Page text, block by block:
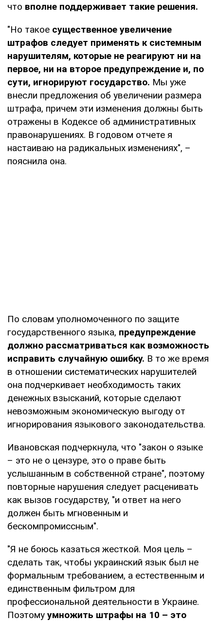
что вполне поддерживает такие решения.
"Но такое существенное увеличение
штрафов следует применять к системным
нарушителям, которые не реагируют ни на
первое, ни на второе предупреждение и, по
сути, игнорируют государство. Мы уже
внесли предложения об увеличении размера
штрафа, причем эти изменения должны быть
отражены в Кодексе об административных
правонарушениях. В годовом отчете я
настаиваю на радикальных изменениях", –
пояснила она.
По словам уполномоченного по защите
государственного языка, предупреждение
должно рассматриваться как возможность
исправить случайную ошибку. В то же время
в отношении систематических нарушителей
она подчеркивает необходимость таких
денежных взысканий, которые сделают
невозможным экономическую выгоду от
игнорирования языкового законодательства.
Ивановская подчеркнула, что "закон о языке
– это не о цензуре, это о праве быть
услышанным в собственной стране", поэтому
повторные нарушения следует расценивать
как вызов государству, "и ответ на него
должен быть мгновенным и
бескомпромиссным".
"Я не боюсь казаться жесткой. Моя цель –
сделать так, чтобы украинский язык был не
формальным требованием, а естественным и
единственным фильтром для
профессиональной деятельности в Украине.
Поэтому умножить штрафы на 10 – это